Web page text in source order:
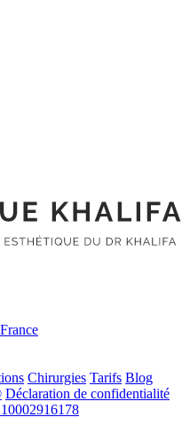
Chirurgies Tarifs Blog
Déclaration de confidentialité